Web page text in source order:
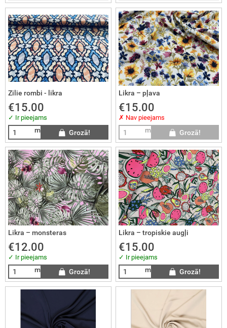
Zilie rombi - likra
€15.00
✓ Ir pieejams
m Grozā!
Likra – pļava
€15.00
✗ Nav pieejams
m Grozā!
Likra – monsteras
€12.00
✓ Ir pieejams
m Grozā!
Likra – tropiskie augļi
€15.00
✓ Ir pieejams
m Grozā!
TRIKOTĀŽA
AUDUMI
AUDUMI
AUDUMI
GABALI / atgriezumi
❗️❗️❗️
un velūrs